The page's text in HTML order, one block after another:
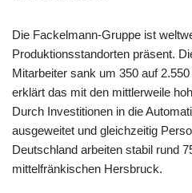
Die Fackelmann-Gruppe ist
Produktionsstandorten präsent.
Mitarbeiter sank um 350 auf
erklärt das mit den mittlerweile
Durch Investitionen in die
ausgeweitet und gleichzeitig
Deutschland arbeiten stabil rund
mittelfränkischen Hersbruck.